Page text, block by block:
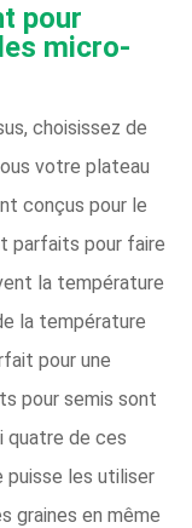
pour
micro-
choisissez de
votre plateau
conçus pour le
parfaits pour faire
la température
la température
pour une
pour semis sont
quatre de ces
puisse les utiliser
graines en même